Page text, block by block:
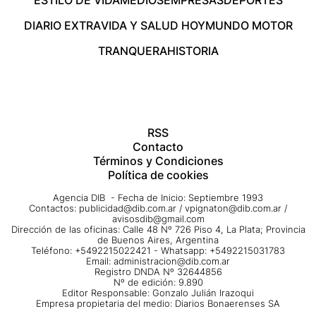
DIARIO EXTRAVIDA Y SALUD HOYMUNDO MOTOR
TRANQUERAHISTORIA
RSS
Contacto
Términos y Condiciones
Política de cookies
Agencia DIB - Fecha de Inicio: Septiembre 1993
Contactos: publicidad@dib.com.ar / vpignaton@dib.com.ar /
avisosdib@gmail.com
Dirección de las oficinas: Calle 48 Nº 726 Piso 4, La Plata; Provincia
de Buenos Aires, Argentina
Teléfono: +5492215022421 - Whatsapp: +5492215031783
Email: administracion@dib.com.ar
Registro DNDA Nº 32644856
Nº de edición: 9.890
Editor Responsable: Gonzalo Julián Irazoqui
Empresa propietaria del medio: Diarios Bonaerenses SA